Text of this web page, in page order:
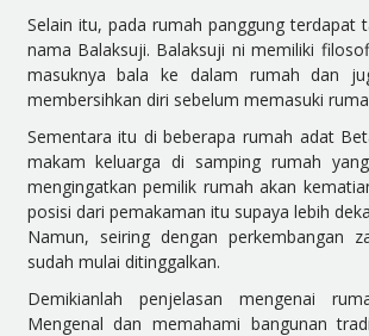
Selain itu, pada rumah panggung terdapat
nama Balaksuji. Balaksuji ni memiliki
masuknya bala ke dalam rumah dan
membersihkan diri sebelum memasuki
Sementara itu di beberapa rumah adat
makam keluarga di samping rumah
mengingatkan pemilik rumah akan
posisi dari pemakaman itu supaya lebih
Namun, seiring dengan perkembangan
sudah mulai ditinggalkan.
Demikianlah penjelasan mengenai
Mengenal dan memahami bangunan